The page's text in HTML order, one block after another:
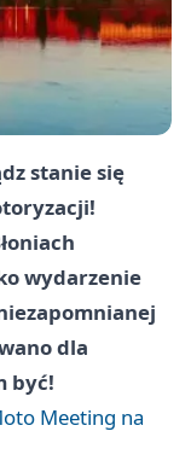
stanie się
wydarzenie
dla
być!
Meeting na